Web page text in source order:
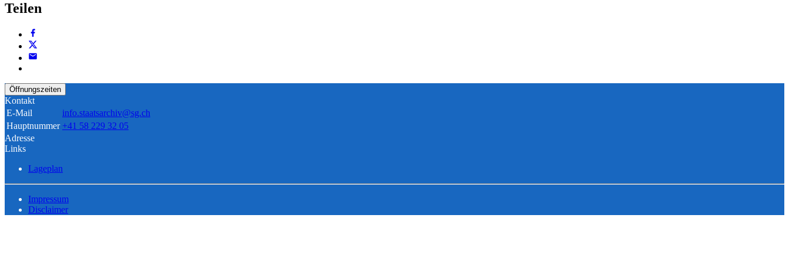
Teilen
Öffnungszeiten
Kontakt
E-Mail
info.staatsarchiv@sg.ch
Hauptnummer +41 58 229 32 05
Adresse
Links
Lageplan
Impressum
Disclaimer